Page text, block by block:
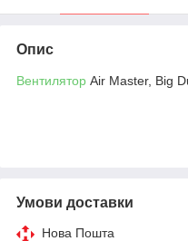
Опис
Вентилятор Air Master, Big
Умови доставки
Нова Пошта